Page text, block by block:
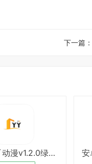
下一篇：
安卓丫丫动漫v1.2.0绿化版